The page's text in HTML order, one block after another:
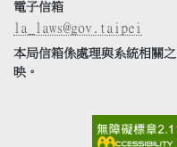
電子信箱
la_laws@gov.taipei
本局信箱係處理與系統相關
映。